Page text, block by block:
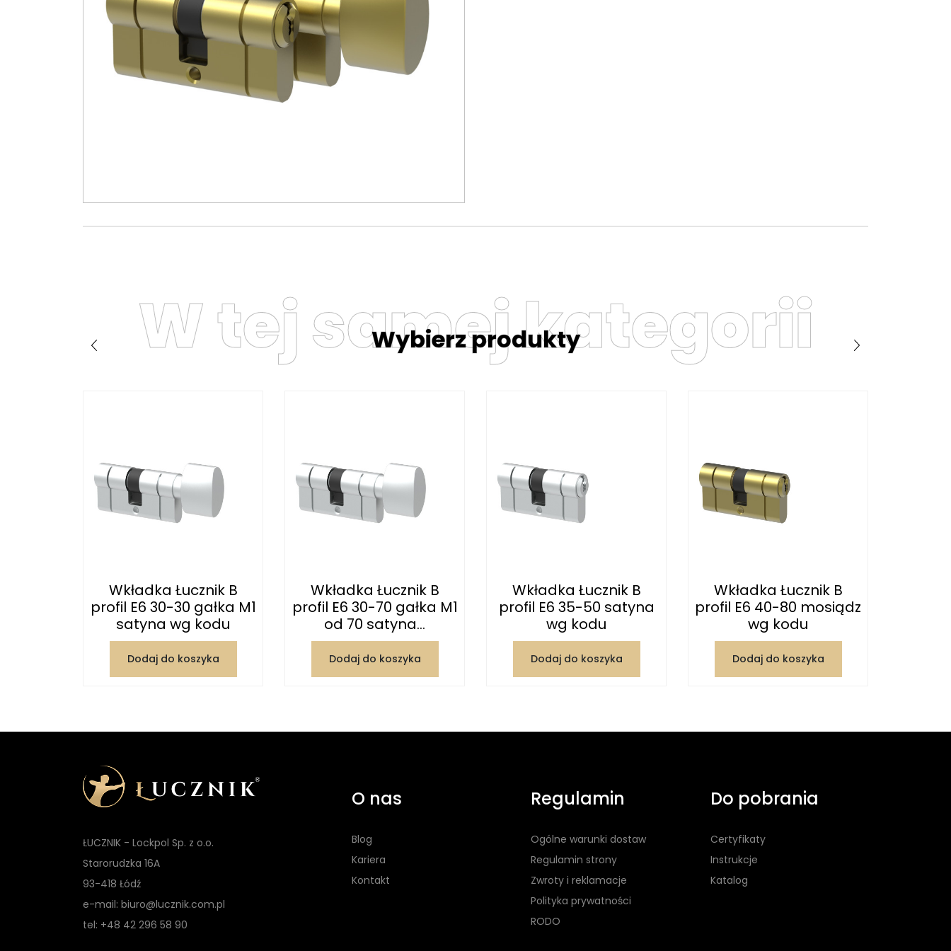
W tej samej kategorii
Wybierz produkty
Wkładka Łucznik B
profil E6 30-30 gałka M1
satyna wg kodu
Dodaj do koszyka
Wkładka Łucznik B
profil E6 30-70 gałka M1
od 70 satyna...
Dodaj do koszyka
Wkładka Łucznik B
profil E6 35-50 satyna
wg kodu
Dodaj do koszyka
Wkładka Łucznik B
profil E6 40-80 mosiądz
wg kodu
Dodaj do koszyka
ŁUCZNIK - Lockpol Sp. z o.o.
Starorudzka 16A
93-418 Łódź
e-mail: biuro@lucznik.com.pl
tel: +48 42 296 58 90
O nas
Blog
Kariera
Kontakt
Regulamin
Ogólne warunki dostaw
Regulamin strony
Zwroty i reklamacje
Polityka prywatności
RODO
Do pobrania
Certyfikaty
Instrukcje
Katalog